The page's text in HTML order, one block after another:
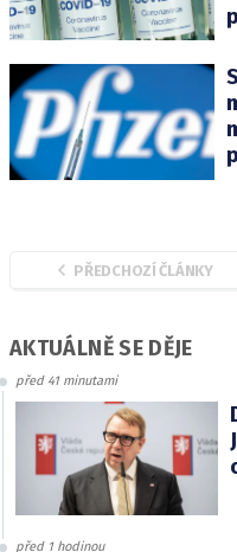
PŘEDCHOZÍ ČLÁNKY
AKTUÁLNĚ SE DĚJE
před 41 minutami
před 1 hodinou